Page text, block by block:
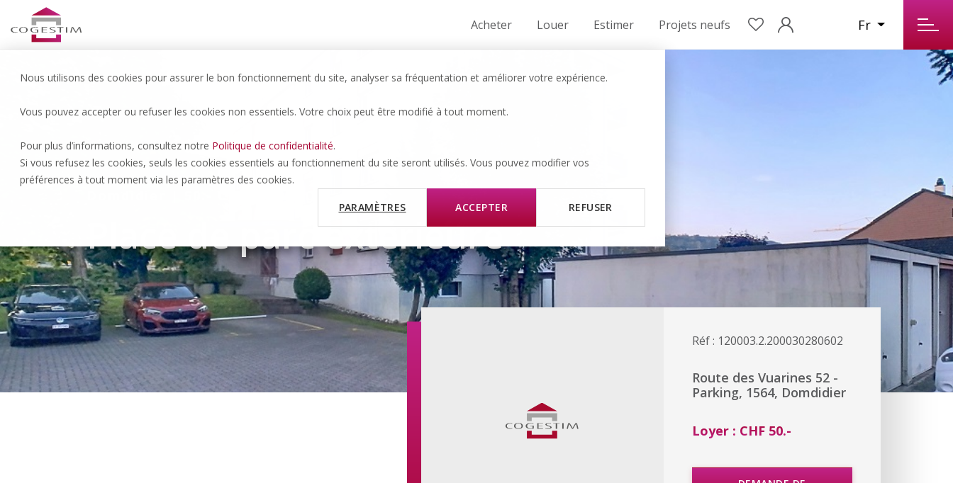
Nous utilisons des cookies pour assurer le bon fonctionnement du site, analyser sa fréquentation et améliorer votre expérience.
Vous pouvez accepter ou refuser les cookies non essentiels. Votre choix peut être modifié à tout moment.
Pour plus d’informations, consultez notre Politique de confidentialité.
Si vous refusez les cookies, seuls les cookies essentiels au fonctionnement du site seront utilisés. Vous pouvez modifier vos
préférences à tout moment via les paramètres des cookies.
PARAMÈTRES ACCEPTER REFUSER
Acheter Louer Estimer Projets neufs Fr
Domdidier | 50.- CHF/NET/MOIS
Place de parc extérieure
Réf : 120003.2.200030280602
Route des Vuarines 52 -
Parking, 1564, Domdidier
Loyer : CHF 50.-